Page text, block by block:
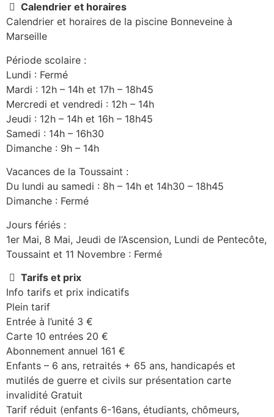
Calendrier et horaires
Calendrier et horaires de la piscine Bonneveine à
Marseille
Période scolaire :
Lundi : Fermé
Mardi : 12h – 14h et 17h – 18h45
Mercredi et vendredi : 12h – 14h
Jeudi : 12h – 14h et 16h – 18h45
Samedi : 14h – 16h30
Dimanche : 9h – 14h
Vacances de la Toussaint :
Du lundi au samedi : 8h – 14h et 14h30 – 18h45
Dimanche : Fermé
Jours fériés :
1er Mai, 8 Mai, Jeudi de l’Ascension, Lundi de Pentecôte,
Toussaint et 11 Novembre : Fermé
Tarifs et prix
Info tarifs et prix indicatifs
Plein tarif
Entrée à l’unité 3 €
Carte 10 entrées 20 €
Abonnement annuel 161 €
Enfants – 6 ans, retraités + 65 ans, handicapés et
mutilés de guerre et civils sur présentation carte
invalidité Gratuit
Tarif réduit (enfants 6-16ans, étudiants, chômeurs,